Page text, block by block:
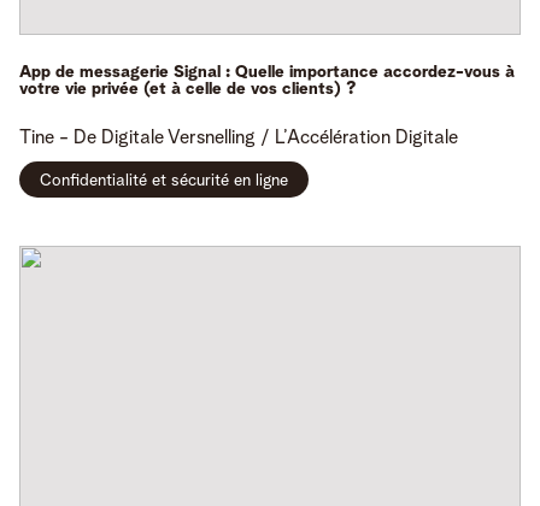
App de messagerie Signal : Quelle importance accordez-vous à
votre vie privée (et à celle de vos clients) ?
Tine - De Digitale Versnelling / L’Accélération Digitale
Confidentialité et sécurité en ligne